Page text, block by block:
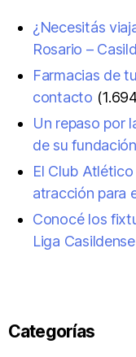
¿Necesitás
Rosario –
Farmacias de
contacto
Un repaso por
de su fundación
El Club
atracción para
Conocé los
Liga Casildense
Categorías